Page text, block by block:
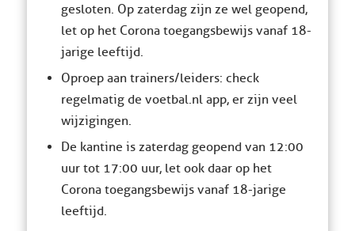
gesloten. Op zaterdag zijn ze wel geopend,
let op het Corona toegangsbewijs vanaf 18-
jarige leeftijd.
Oproep aan trainers/leiders: check
regelmatig de voetbal.nl app, er zijn veel
wijzigingen.
De kantine is zaterdag geopend van 12:00
uur tot 17:00 uur, let ook daar op het
Corona toegangsbewijs vanaf 18-jarige
leeftijd.